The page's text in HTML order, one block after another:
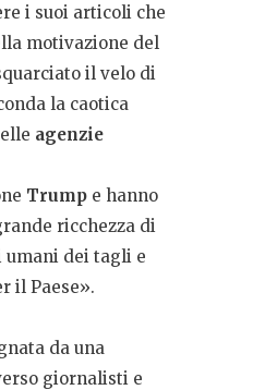
i suoi articoli che
motivazione del
il velo di
la caotica
agenzie
Trump e hanno
ricchezza di
dei tagli e
il Paese».
da una
giornalisti e